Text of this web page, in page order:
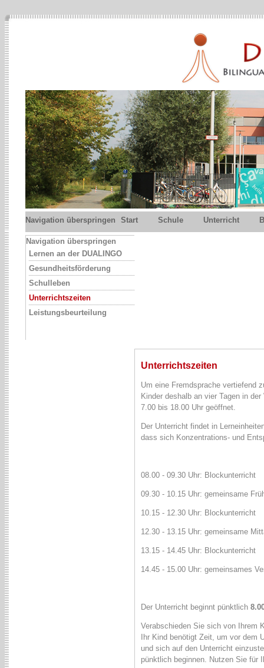
Navigation überspringen Start Schule Unterricht
Navigation überspringen
Lernen an der DUALINGO
Gesundheitsförderung
Schulleben
Unterrichtszeiten
Leistungsbeurteilung
Unterrichtszeiten
Um eine Fremdsprache vertiefend
Kinder deshalb an vier Tagen in
7.00 bis 18.00 Uhr geöffnet.
Der Unterricht findet in
dass sich Konzentrations- und
08.00 - 09.30 Uhr: Blockunterricht
09.30 - 10.15 Uhr: gemeinsame
10.15 - 12.30 Uhr: Blockunterricht
12.30 - 13.15 Uhr: gemeinsame
13.15 - 14.45 Uhr: Blockunterricht
14.45 - 15.00 Uhr: gemeinsames
Der Unterricht beginnt pünktlich
Verabschieden Sie sich von Ihrem
Ihr Kind benötigt Zeit, um vor dem
und sich auf den Unterricht
pünktlich beginnen. Nutzen Sie für